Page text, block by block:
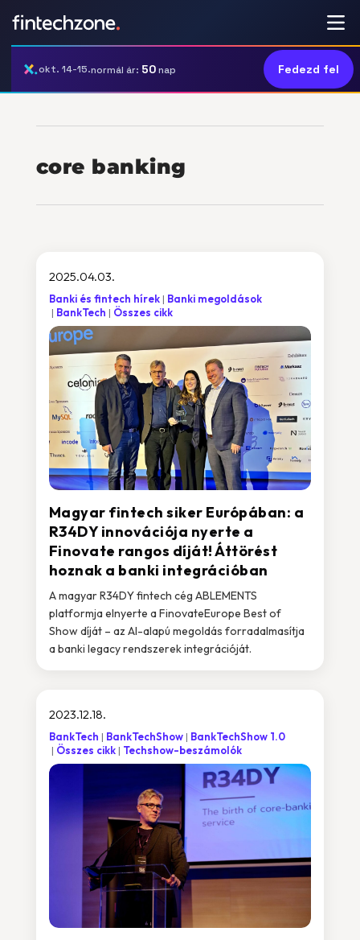
okt. 14-15.normál ár: 50nap Fedezd fel
core banking
Magyar fintech siker Európában: a
R34DY innovációja nyerte a
Finovate rangos díját! Áttörést
hoznak a banki integrációban
2025.04.03.
Banki és fintech hírek
Banki megoldások
BankTech
Összes cikk
A magyar R34DY fintech cég ABLEMENTS
platformja elnyerte a FinovateEurope Best of
Show díját – az AI-alapú megoldás forradalmasítja
a banki legacy rendszerek integrációját.
2023.12.18.
BankTech BankTechShow
BankTechShow 1.0
Összes cikk
Techshow-beszámolók